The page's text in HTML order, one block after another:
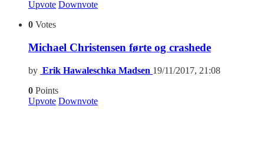
Upvote Downvote
0 Votes
Michael Christensen førte og crashede
by Erik Hawaleschka Madsen 19/11/2017, 21:08
0 Points
Upvote Downvote